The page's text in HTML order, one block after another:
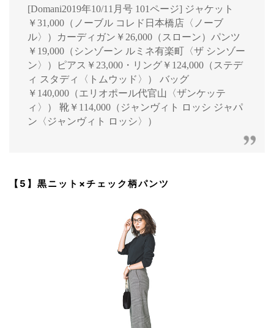
[Domani2019年10/11月号 101ページ] ジャケット
￥31,000（ノーブル コレド日本橋店〈ノーブ
ル〉）カーディガン￥26,000（スローン）パンツ
￥19,000（シンゾーン ルミネ有楽町〈ザ シンゾー
ン〉）ピアス￥23,000・リング￥124,000（ステデ
ィ スタディ〈トムウッド〉） バッグ
￥140,000（エリオポール代官山〈ザンケッテ
ィ〉） 靴￥114,000（ジャンヴィト ロッシ ジャパ
ン〈ジャンヴィト ロッシ〉）
【5】黒ニット×チェック柄パンツ